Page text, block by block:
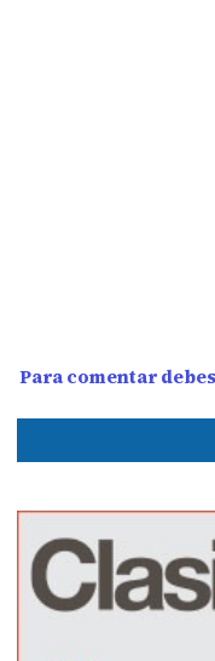
Para comentar